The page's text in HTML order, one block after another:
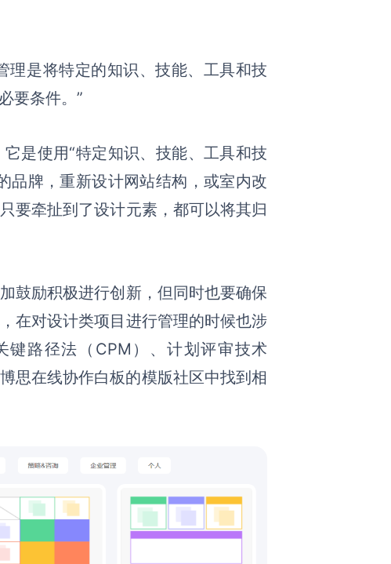
理是将特定的知识、技能、工具和技
要条件。”
是使用“特定知识、技能、工具和技
品牌，重新设计网站结构，或室内改
要牵扯到了设计元素，都可以将其归
鼓励积极进行创新，但同时也要确保
在对设计类项目进行管理的时候也涉
键路径法（CPM）、计划评审技术
思在线协作白板的模版社区中找到相